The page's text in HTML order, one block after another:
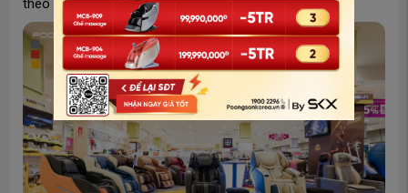
theo dõi sức khỏe toàn diện cho cả gia đình.